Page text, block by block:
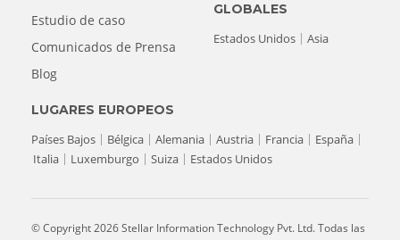
Estudio de caso
Comunicados de Prensa
Blog
LUGARES EUROPEOS
Países Bajos
Bélgica Alemania Austria Francia
España
Italia
Luxemburgo Suiza Estados Unidos
GLOBALES
Estados Unidos
Asia
© Copyright 2026 Stellar Information Technology Pvt. Ltd. Todas las